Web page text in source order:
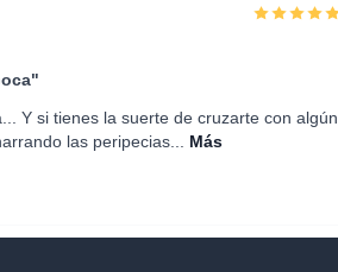
Y si tienes la suerte de cruzarte con algún
las peripecias...
Más